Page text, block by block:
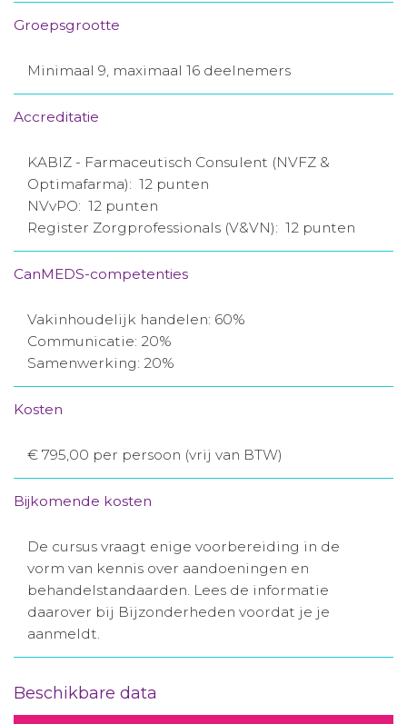
Groepsgrootte
Minimaal 9, maximaal 16 deelnemers
Accreditatie
KABIZ - Farmaceutisch Consulent (NVFZ &
Optimafarma): 12 punten
NVvPO: 12 punten
Register Zorgprofessionals (V&VN): 12 punten
CanMEDS-competenties
Vakinhoudelijk handelen: 60%
Communicatie: 20%
Samenwerking: 20%
Kosten
€ 795,00 per persoon (vrij van BTW)
Bijkomende kosten
De cursus vraagt enige voorbereiding in de
vorm van kennis over aandoeningen en
behandelstandaarden. Lees de informatie
daarover bij Bijzonderheden voordat je je
aanmeldt.
Beschikbare data